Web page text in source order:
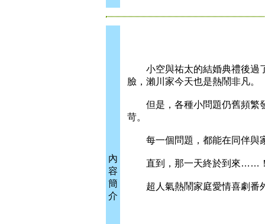
內
容
簡
介
小空與祐太的結婚典禮後過了
臉，瀨川家今天也是熱鬧非凡。
但是，各種小問題仍舊頻繁發
苛。
每一個問題，都能在同伴與
直到，那一天終於到來……
超人氣熱鬧家庭愛情喜劇番